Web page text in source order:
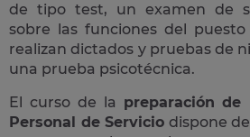
de tipo test, un examen de
sobre las funciones del puesto
realizan dictados y pruebas de
una prueba psicotécnica.
El curso de la preparación de
Personal de Servicio dispone